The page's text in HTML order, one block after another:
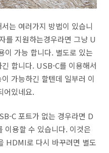
는 여러가지 방법이 있습니
를 지원하는경우라면 그냥 U
이 가능 합니다. 별도로 있는
합니다. USB-C를 이용해서
가능하긴 할텐데 일부러 이
어있네요.
C 포트가 없는 경우라면 D
이용할 수 있습니다. 이것은
HDMI로 다시 바꾸려면 별도